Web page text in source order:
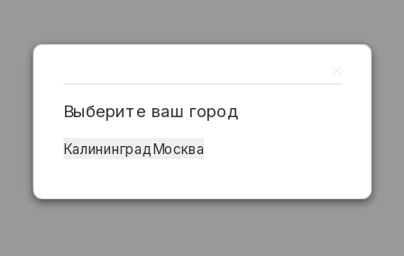
Выберите ваш город
Калининград Москва